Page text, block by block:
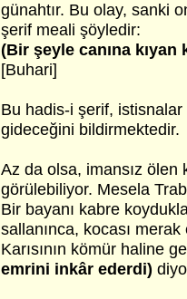
günahtır. Bu olay, sanki
şerif meali şöyledir:
(Bir şeyle canına
[Buhari]
Bu hadis-i şerif,
gideceğini bildirmektedir.
Az da olsa, imansız
görülebiliyor. Mesela
Bir bayanı kabre
sallanınca, kocası
Karısının kömür haline
emrini inkâr ederdi)